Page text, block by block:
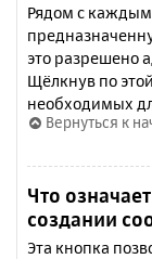
Рядом с
это разрешено
Щёлкнув по
необходимых
Вернуться к
Что
создании
Эта кнопка